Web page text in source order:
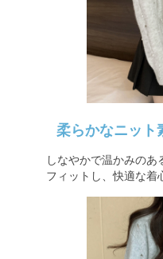
柔らかなニット
しなやかで温かみのあ
フィットし、快適な着